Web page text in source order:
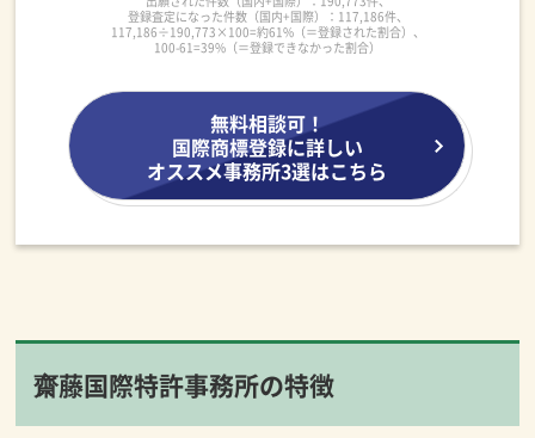
登録査定になった件数（国内+国際）：117,186件、
117,186÷190,773×100=約61%（＝登録された割合）、
100-61=39%（＝登録できなかった割合）
無料相談可！
国際商標登録に詳しい
オススメ事務所3選はこちら
齋藤国際特許事務所の特徴